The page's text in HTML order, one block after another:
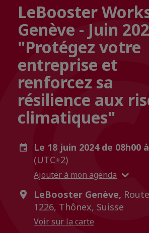
LeBooster
Genève - Juin
"Protégez votre
entreprise et
renforcez sa
résilience aux
climatiques"
Le 18 juin 2024 de 08h00
(UTC+2)
Ajouter à mon agenda
LeBooster Genève,
1226, Thônex, Suisse
Voir sur la carte